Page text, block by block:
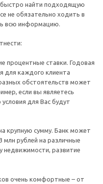
быстро найти подходящую
не обязательно ходить в
всю информацию.
процентные ставки. Годовая
для каждого клиента
обстоятельств может
если вы являетесь
для Вас будут
крупную сумму. Банк может
млн рублей на различные
недвижимости, развитие
очень комфортные – от